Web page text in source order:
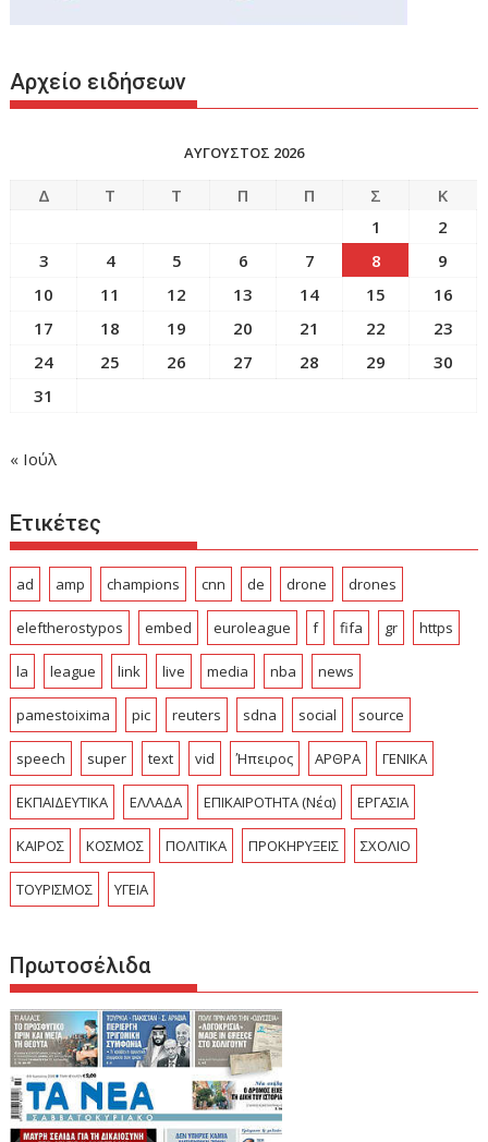
Αρχείο ειδήσεων
ΑΥΓΟΥΣΤΟΣ 2026
Δ Τ Τ Π Π Σ
Κ
1
2
3
4 5 6 7 8
9
10
11 12 13 14 15
16
17
18 19 20 21 22
23
24
25 26 27 28 29
30
31
« Ιούλ
Ετικέτες
ad amp champions cnn de drone drones
eleftherostypos embed euroleague f fifa gr https
la league link live media nba news
pamestoixima pic reuters sdna social source
speech super text vid Ήπειρος ΑΡΘΡΑ ΓΕΝΙΚΑ
ΕΚΠΑΙΔΕΥΤΙΚΑ ΕΛΛΑΔΑ ΕΠΙΚΑΙΡΟΤΗΤΑ (Νέα) ΕΡΓΑΣΙΑ
ΚΑΙΡΟΣ ΚΟΣΜΟΣ ΠΟΛΙΤΙΚΑ ΠΡΟΚΗΡΥΞΕΙΣ ΣΧΟΛΙΟ
ΤΟΥΡΙΣΜΟΣ ΥΓΕΙΑ
Πρωτοσέλιδα